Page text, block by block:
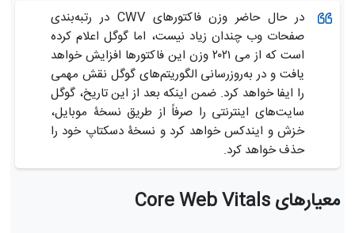
در حال حاضر وزن فاکتورهای CWV در رتبه‌بندی
صفحات وب چندان زیاد نیست، اما گوگل اعلام کرده
است که از می ۲۰۲۱ وزن این فاکتورها افزایش خواهد
یافت و در به‌روزرسانی الگوریتم‌های گوگل نقش مهمی
را ایفا خواهد کرد. ضمن اینکه بعد از این تاریخ، گوگل
سایت‌های اینترنتی را صرفاً از طریق نسخۀ موبایل،
خزش و ایندکس خواهد کرد و نسخۀ دسکتاپ خود را
حذف خواهد کرد.
معیارهای Core Web Vitals